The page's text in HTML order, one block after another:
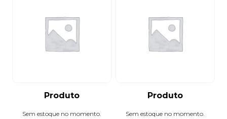
Produto
Sem estoque no momento.
Produto
Sem estoque no momento.